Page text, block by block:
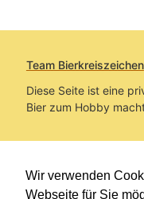
Wir verwenden
Webseite für Sie
Team Bierkreiszeichen
Diese Seite ist eine
Bier zum Hobby
Sie befinden sich
im Pfad: